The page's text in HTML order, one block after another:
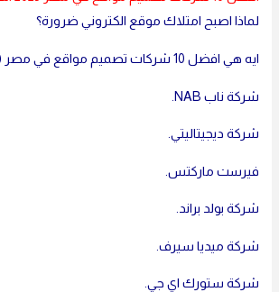
لماذا اصبح امتلاك موقع الكتروني ضرورة؟
ايه هي افضل 10 شركات تصميم مواقع في مصر (دكاكين الانترنت)؟
شركة ناب NAB.
شركة ديجيتاليتي.
فيرست ماركتس.
شركة بولد براند.
شركة ميديا سيرف.
شركة ستورك اي جي.